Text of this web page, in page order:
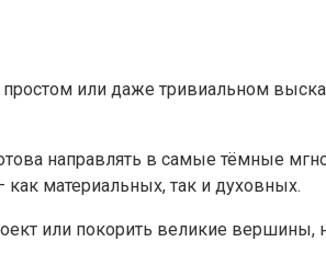
или даже тривиальном
направлять в самые тёмные
материальных, так и духовных.
или покорить великие